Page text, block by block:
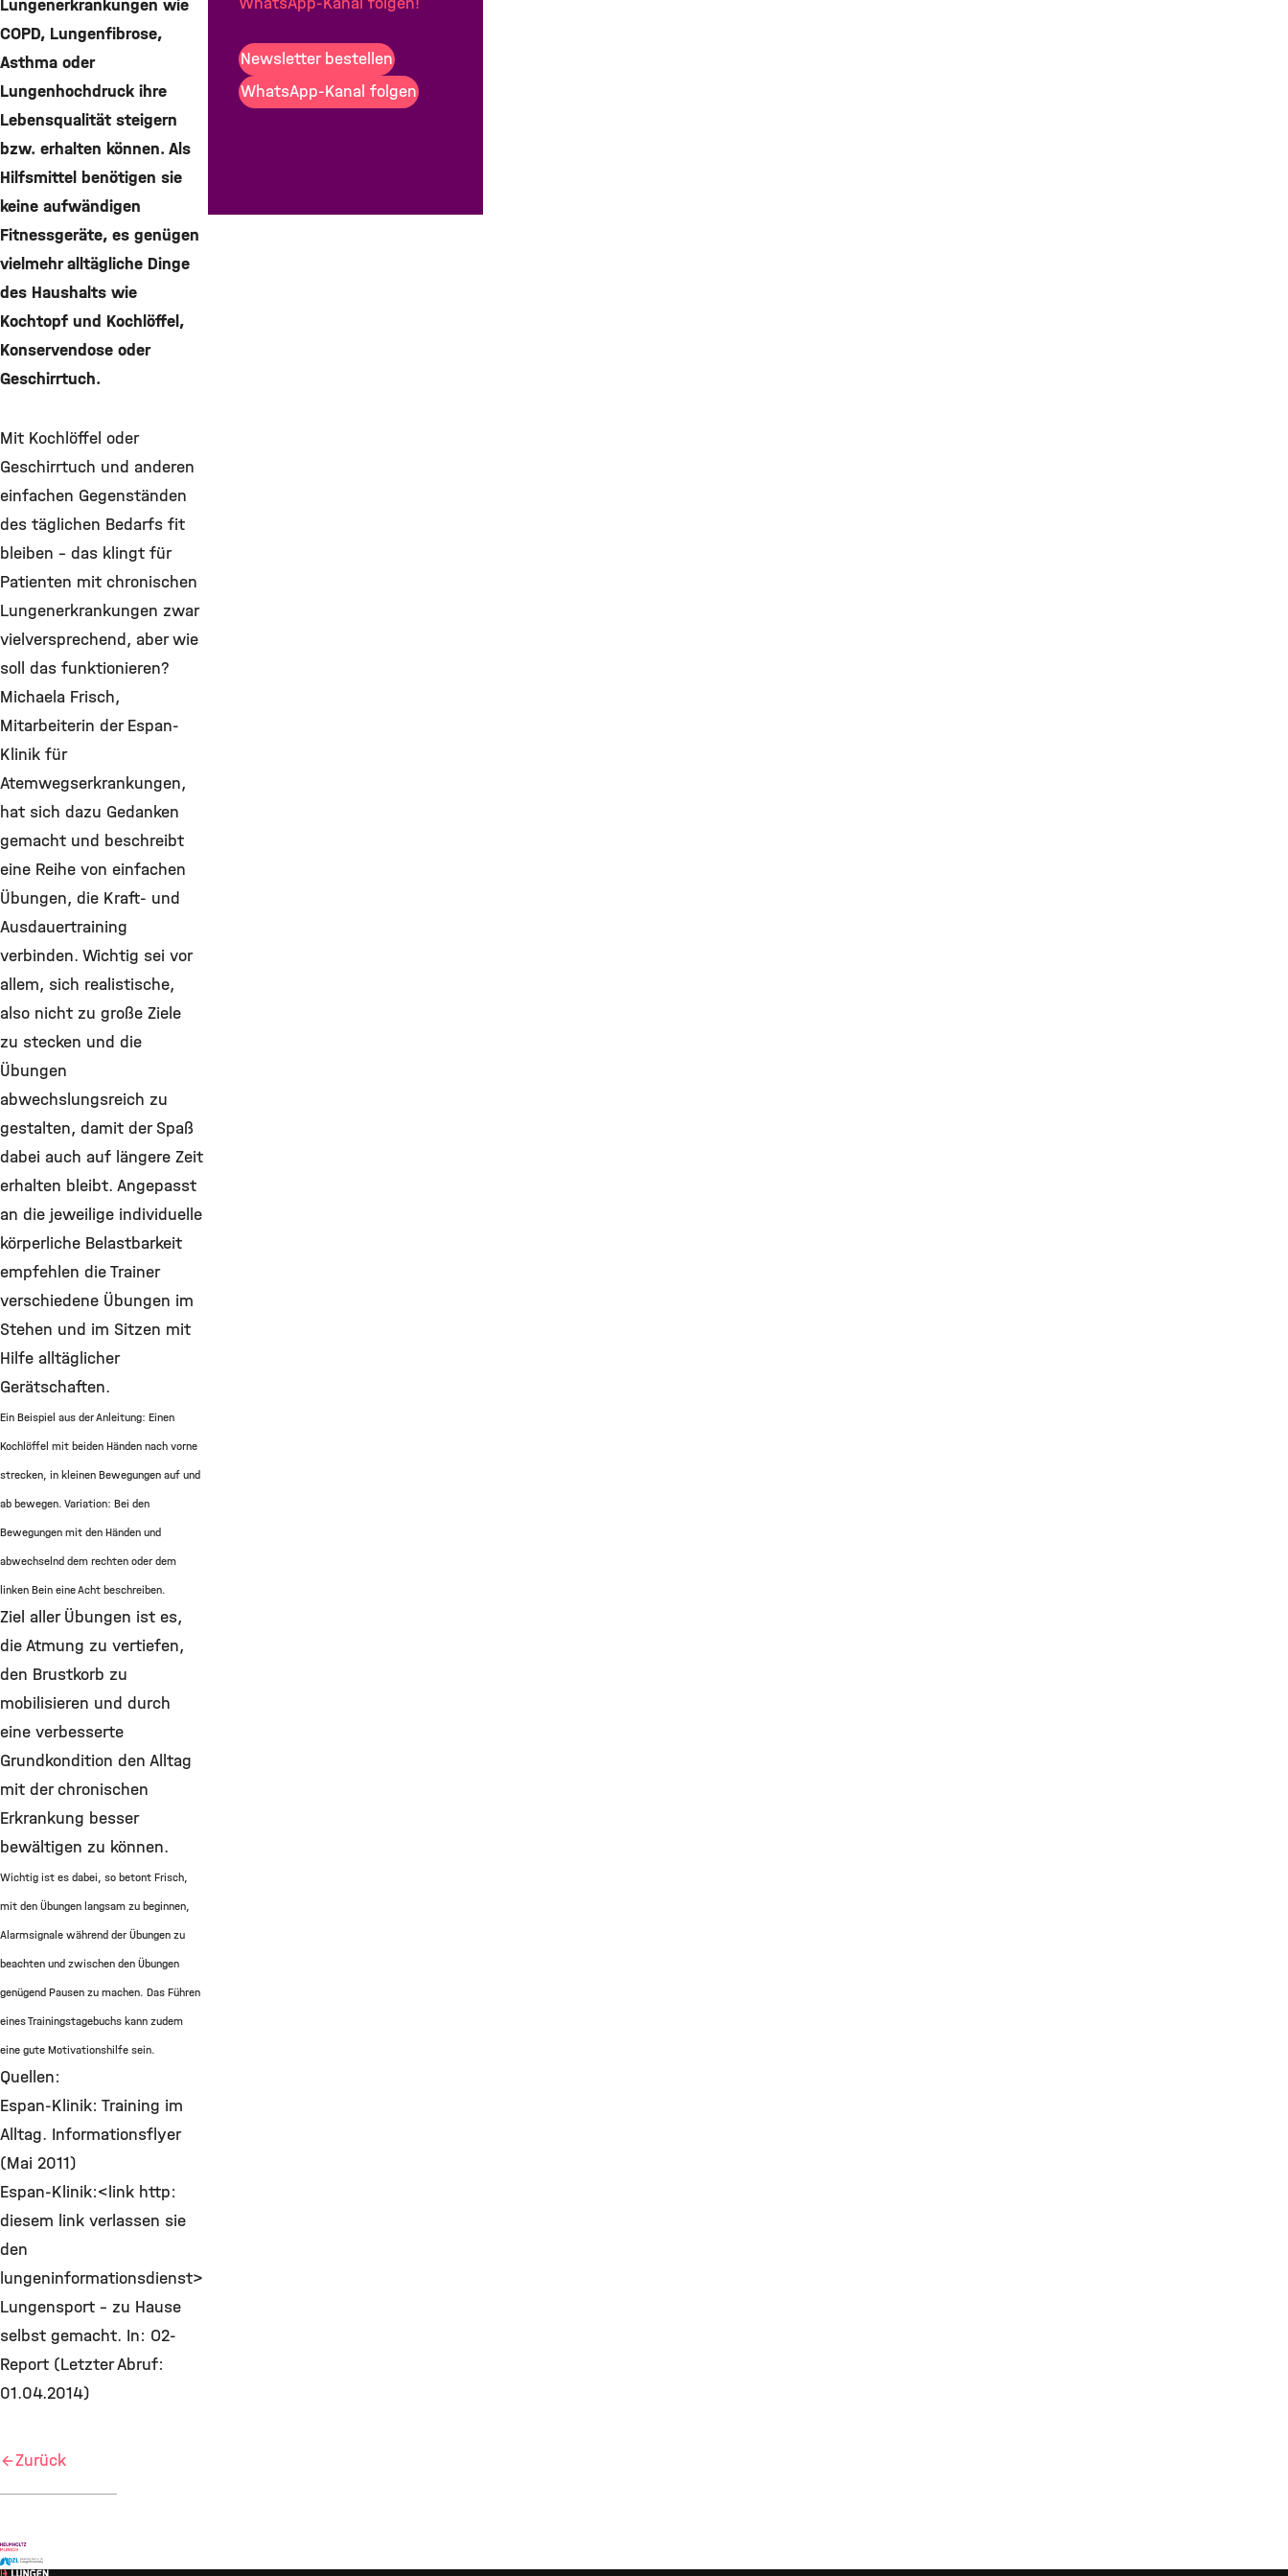
Lungenerkrankungen wie
COPD, Lungenfibrose,
Asthma oder
Lungenhochdruck ihre
Lebensqualität steigern
bzw. erhalten können. Als
Hilfsmittel benötigen sie
keine aufwändigen
Fitnessgeräte, es genügen
vielmehr alltägliche Dinge
des Haushalts wie
Kochtopf und Kochlöffel,
Konservendose oder
Geschirrtuch.
Mit Kochlöffel oder
Geschirrtuch und anderen
einfachen Gegenständen
des täglichen Bedarfs fit
bleiben – das klingt für
Patienten mit chronischen
Lungenerkrankungen zwar
vielversprechend, aber wie
soll das funktionieren?
Michaela Frisch,
Mitarbeiterin der Espan-
Klinik für
Atemwegserkrankungen,
hat sich dazu Gedanken
gemacht und beschreibt
eine Reihe von einfachen
Übungen, die Kraft- und
Ausdauertraining
verbinden. Wichtig sei vor
allem, sich realistische,
also nicht zu große Ziele
zu stecken und die
Übungen
abwechslungsreich zu
gestalten, damit der Spaß
dabei auch auf längere Zeit
erhalten bleibt. Angepasst
an die jeweilige individuelle
körperliche Belastbarkeit
empfehlen die Trainer
verschiedene Übungen im
Stehen und im Sitzen mit
Hilfe alltäglicher
Gerätschaften.
Ein Beispiel aus der Anleitung: Einen
Kochlöffel mit beiden Händen nach vorne
strecken, in kleinen Bewegungen auf und
ab bewegen. Variation: Bei den
Bewegungen mit den Händen und
abwechselnd dem rechten oder dem
linken Bein eine Acht beschreiben.
Ziel aller Übungen ist es,
die Atmung zu vertiefen,
den Brustkorb zu
mobilisieren und durch
eine verbesserte
Grundkondition den Alltag
mit der chronischen
Erkrankung besser
bewältigen zu können.
Wichtig ist es dabei, so betont Frisch,
mit den Übungen langsam zu beginnen,
Alarmsignale während der Übungen zu
beachten und zwischen den Übungen
genügend Pausen zu machen. Das Führen
eines Trainingstagebuchs kann zudem
eine gute Motivationshilfe sein.
Quellen:
Espan-Klinik: Training im
Alltag. Informationsflyer
(Mai 2011)
Espan-Klinik:<link http:
diesem link verlassen sie
den
lungeninformationsdienst>
Lungensport – zu Hause
selbst gemacht. In: O2-
Report (Letzter Abruf:
01.04.2014)
Zurück
Newsletter bestellen
WhatsApp-Kanal folgen